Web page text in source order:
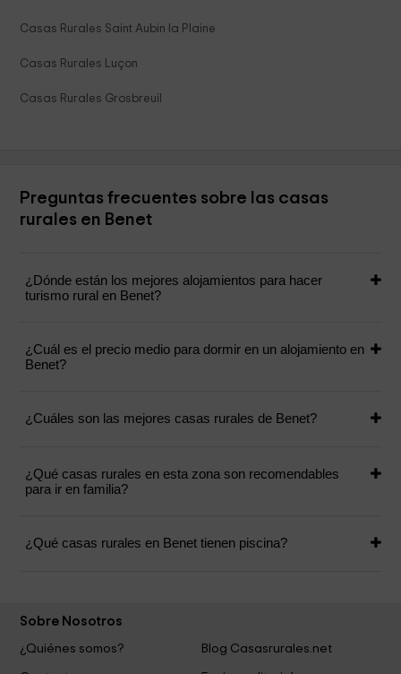
Casas Rurales Saint Aubin la Plaine
Casas Rurales Luçon
Casas Rurales Grosbreuil
Preguntas frecuentes sobre las casas
rurales en Benet
¿Dónde están los mejores alojamientos para hacer
turismo rural en Benet?
¿Cuál es el precio medio para dormir en un alojamiento en
Benet?
¿Cuáles son las mejores casas rurales de Benet?
¿Qué casas rurales en esta zona son recomendables
para ir en familia?
¿Qué casas rurales en Benet tienen piscina?
Sobre Nosotros
¿Quiénes somos?
Blog Casasrurales.net